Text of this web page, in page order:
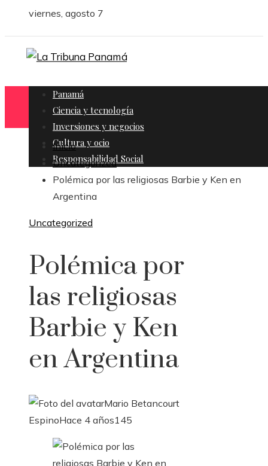
viernes, agosto 7
Panamá
Ciencia y tecnología
Inversiones y negocios
Cultura y ocio
Responsabilidad Social
Inicio
Uncategorized
Polémica por las religiosas Barbie y Ken en
Argentina
Uncategorized
Polémica por
las religiosas
Barbie y Ken
en Argentina
Mario Betancourt
EspinoHace 4 años145